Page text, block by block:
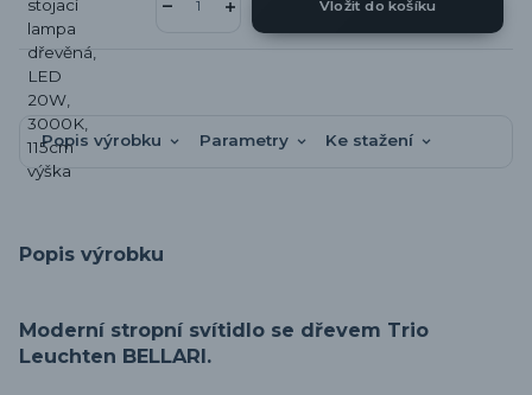
Vložit do košíku
Popis výrobku Parametry Ke stažení
Popis výrobku
Moderní stropní svítidlo se dřevem Trio
Leuchten BELLARI.